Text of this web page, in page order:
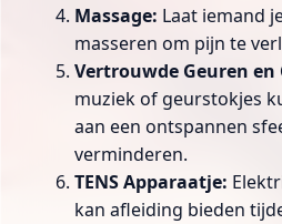
Massage: Laat iemand
masseren om pijn te
Vertrouwde Geuren en
muziek of geurstokjes
aan een ontspannen
verminderen.
TENS Apparaatje:
kan afleiding bieden